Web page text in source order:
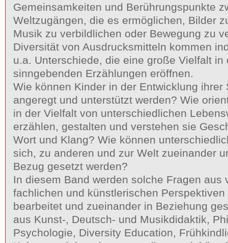
Gemeinsamkeiten und Berührungspunkte
Weltzugängen, die es ermöglichen, Bilder
Musik zu verbildlichen oder Bewegung zu
Diversität von Ausdrucksmitteln kommen
u.a. Unterschiede, die eine große Vielfalt in
sinngebenden Erzählungen eröffnen.
Wie können Kinder in der Entwicklung ihrer
angeregt und unterstützt werden? Wie
in der Vielfalt von unterschiedlichen
erzählen, gestalten und verstehen sie
Wort und Klang? Wie können
sich, zu anderen und zur Welt zueinander
Bezug gesetzt werden?
In diesem Band werden solche Fragen aus
fachlichen und künstlerischen Perspektiven
bearbeitet und zueinander in Beziehung
aus Kunst-, Deutsch- und Musikdidaktik,
Psychologie, Diversity Education,